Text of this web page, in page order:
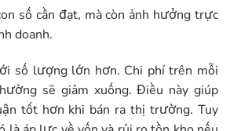
số cần đạt, mà còn ảnh hưởng trực
doanh.
số lượng lớn hơn. Chi phí trên mỗi
sẽ giảm xuống. Điều này giúp
tốt hơn khi bán ra thị trường. Tuy